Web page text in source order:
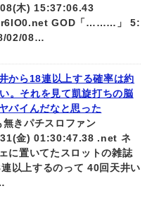
木) 15:37:06.43
GOD「………」 5:
02/08…
から18連以上する確率は約
。それを見て凱旋打ちの脳
バイんだなと思った
きパチスロファン
金) 01:30:47.38 .net ネ
に置いてたスロットの雑誌
以上するのって 40回天井い